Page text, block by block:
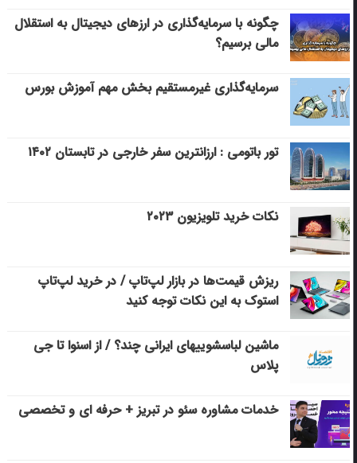
چگونه با سرمایه‌گذاری در ارزهای دیجیتال به استقلال
مالی برسیم؟
سرمایه‌گذاری غیرمستقیم بخش مهم آموزش بورس
تور باتومی : ارزانترین سفر خارجی در تابستان ۱۴۰۲
نکات خرید تلویزیون ۲۰۲۳
ریزش قیمت‌ها در بازار لپ‌تاپ / در خرید لپ‌تاپ
استوک به این نکات توجه کنید
ماشین لباسشویی‎های ایرانی چند؟ / از اسنوا تا جی
پلاس
خدمات مشاوره سئو در تبریز + حرفه ای و تخصصی